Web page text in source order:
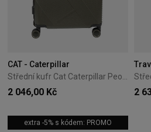
CAT - Caterpillar
Střední kufr Cat Caterpillar Peoria 65 cm Olive
2 046,00 Kč
extra -5% s kódem: PROMO
2